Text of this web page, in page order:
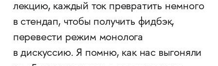
лекцию, каждый ток превратить немного
в стендап, чтобы получить фидбэк,
перевести режим монолога
в дискуссию. Я помню, как нас выгоняли